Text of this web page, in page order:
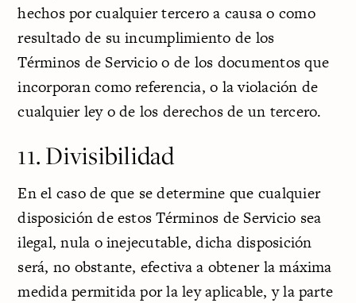
hechos por cualquier tercero a causa o como
resultado de su incumplimiento de los
Términos de Servicio o de los documentos que
incorporan como referencia, o la violación de
cualquier ley o de los derechos de un tercero.
11. Divisibilidad
En el caso de que se determine que cualquier
disposición de estos Términos de Servicio sea
ilegal, nula o inejecutable, dicha disposición
será, no obstante, efectiva a obtener la máxima
medida permitida por la ley aplicable, y la parte